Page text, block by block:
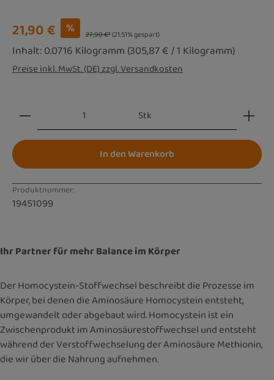
Verkaufspreis:
21,90 € % 27,90 €*(21.51% gespart)
Inhalt:0.0716 Kilogramm (305,87 € / 1 Kilogramm)
Preise inkl. MwSt. (DE) zzgl. Versandkosten
Produkt Anzahl: Gib den gewünschten Wert ein
Stk
In den Warenkorb
Produktnummer:
19451099
Ihr Partner für mehr Balance im Körper
Der Homocystein-Stoffwechsel beschreibt die Prozesse im
Körper, bei denen die Aminosäure Homocystein entsteht,
umgewandelt oder abgebaut wird. Homocystein ist ein
Zwischenprodukt im Aminosäurestoffwechsel und entsteht
während der Verstoffwechselung der Aminosäure Methionin,
die wir über die Nahrung aufnehmen.